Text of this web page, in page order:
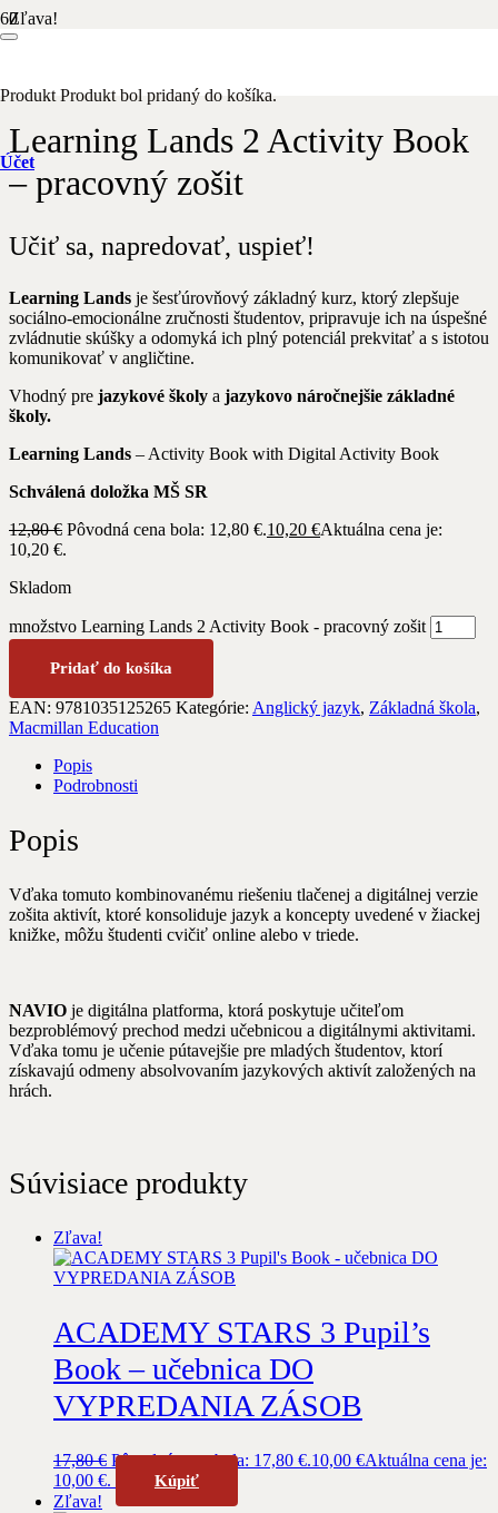
Produkt Produkt bol pridaný do košíka.
Účet
Zľava!
Learning Lands 2 Activity Book
– pracovný zošit
Učiť sa, napredovať, uspieť!
Learning Lands je šesťúrovňový základný kurz, ktorý zlepšuje
sociálno-emocionálne zručnosti študentov, pripravuje ich na úspešné
zvládnutie skúšky a odomyká ich plný potenciál prekvitať a s istotou
komunikovať v angličtine.
Vhodný pre jazykové školy a jazykovo náročnejšie základné
školy.
Learning Lands – Activity Book with Digital Activity Book
Schválená doložka MŠ SR
12,80€ Pôvodná cena bola: 12,80 €.10,20 €Aktuálna cena je:
10,20 €.
Skladom
množstvo Learning Lands 2 Activity Book - pracovný zošit
Pridať do košíka
EAN: 9781035125265 Kategórie: Anglický jazyk, Základná škola,
Macmillan Education
Popis
Podrobnosti
Popis
Vďaka tomuto kombinovanému riešeniu tlačenej a digitálnej verzie
zošita aktivít, ktoré konsoliduje jazyk a koncepty uvedené v žiackej
knižke, môžu študenti cvičiť online alebo v triede.
NAVIO je digitálna platforma, ktorá poskytuje učiteľom
bezproblémový prechod medzi učebnicou a digitálnymi aktivitami.
Vďaka tomu je učenie pútavejšie pre mladých študentov, ktorí
získavajú odmeny absolvovaním jazykových aktivít založených na
hrách.
Súvisiace produkty
Zľava!
ACADEMY STARS 3 Pupil’s
Book – učebnica DO
VYPREDANIA ZÁSOB
17,80€ Pôvodná cena bola: 17,80 €.10,00 €Aktuálna cena je:
10,00 €.
Kúpiť
Zľava!